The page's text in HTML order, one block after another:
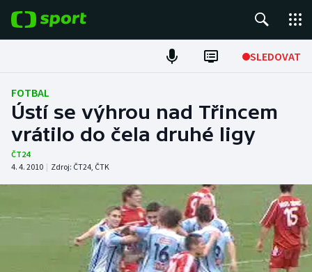
SLEDOVAT
Fotbal
Hokej
Tenis
Atletika
Cyklistika
FOTBAL
Ústí se výhrou nad Třincem
vrátilo do čela druhé ligy
ČT24
4. 4. 2010 | Zdroj: ČT24, ČTK